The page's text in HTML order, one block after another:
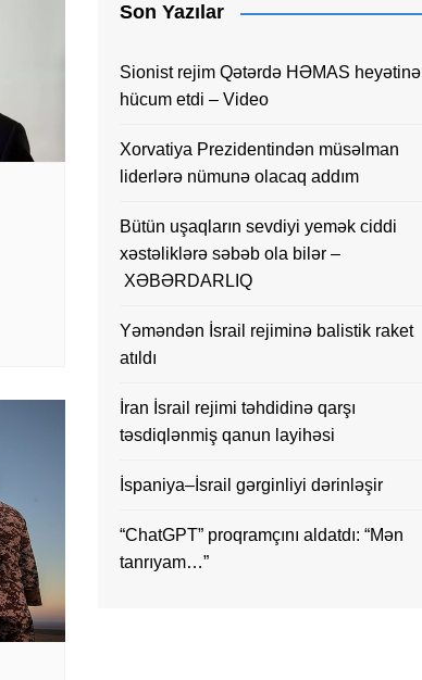
Son Yazılar
Sionist rejim Qətərdə HƏMAS heyətinə
hücum etdi – Video
Xorvatiya Prezidentindən müsəlman
liderlərə nümunə olacaq addım
Bütün uşaqların sevdiyi yemək ciddi
xəstəliklərə səbəb ola bilər –
XƏBƏRDARLIQ
Yəməndən İsrail rejiminə balistik raket
atıldı
İran İsrail rejimi təhdidinə qarşı
təsdiqlənmiş qanun layihəsi
İspaniya–İsrail gərginliyi dərinləşir
“ChatGPT” proqramçını aldatdı: “Mən
tanrıyam…”